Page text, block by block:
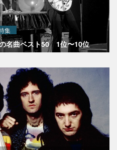
集
名曲ベスト50 1位〜10位